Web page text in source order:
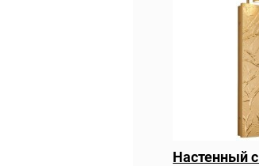
Настенный